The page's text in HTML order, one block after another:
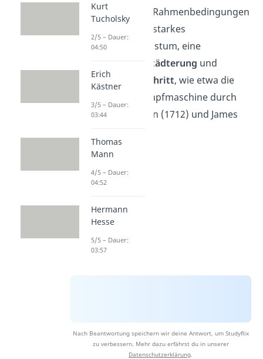
Weitere prägende Rahmenbedingungen
der Zeit waren ein starkes
Bevölkerungswachstum, eine
Verstädterung und
technischer
Fortschritt, wie etwa die
Erfindung der Dampfmaschine durch
Thomas Newcomen (1712) und James
Nach Beantwortung speichern wir deine Antwort, um Studyflix
zu verbessern. Mehr dazu erfährst du in unserer
Datenschutzerklärung
Kurt
Tucholsky
2/5 – Dauer:
04:50
Erich
Kästner
3/5 – Dauer:
03:44
Thomas
Mann
4/5 – Dauer:
04:52
Hermann
Hesse
5/5 – Dauer:
03:57